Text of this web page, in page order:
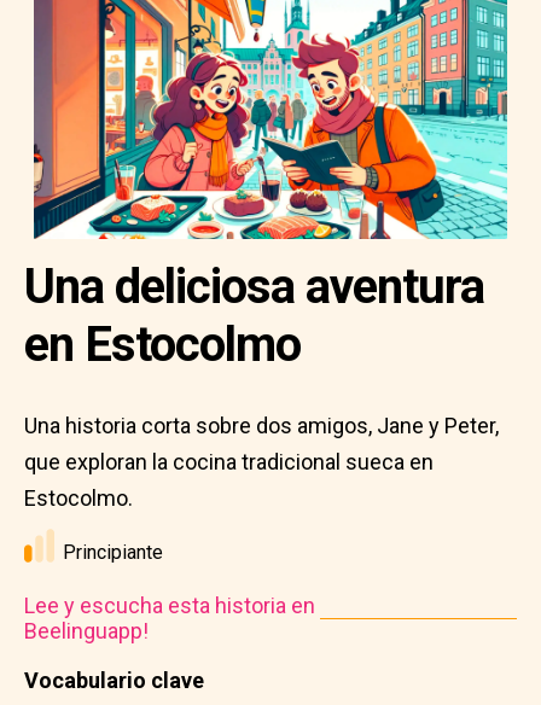
Vocabulario clave
Una deliciosa aventura
en Estocolmo
Una historia corta sobre dos amigos, Jane y Peter,
que exploran la cocina tradicional sueca en
Estocolmo.
Principiante
Lee y escucha esta historia en
Beelinguapp!